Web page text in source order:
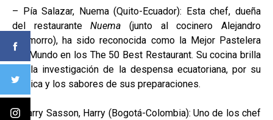
– Pía Salazar, Nuema (Quito-Ecuador): Esta chef, dueña
del restauranteNuema (junto al cocinero Alejandro
Chamorro), ha sido reconocida como la Mejor Pastelera
del Mundo en los The 50 Best Restaurant. Su cocina brilla
por la investigación de la despensa ecuatoriana, por su
técnica y los sabores de sus preparaciones.
– Harry Sasson, Harry (Bogotá-Colombia): Uno de los chef